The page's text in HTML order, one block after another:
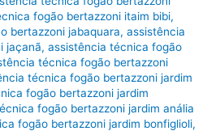
fogão bertazzoni itaim bibi,
bertazzoni jabaquara,assistência
jaçanã,assistência técnica fogão
técnica fogão bertazzoni
técnica fogão bertazzoni jardim
fogão bertazzoni jardim
fogão bertazzoni jardim anália
fogão bertazzoni jardim bonfiglioli,